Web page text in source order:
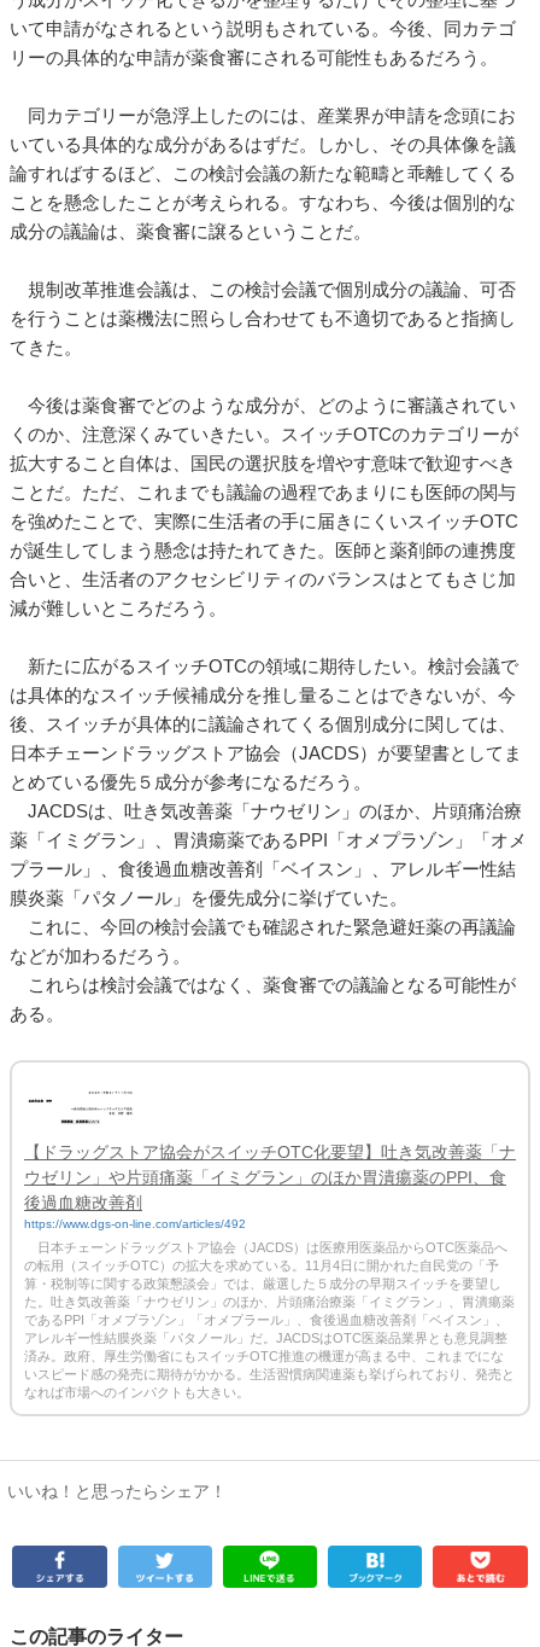
いて申請がなされるという説明もされている。今後、同カテゴ
リーの具体的な申請が薬食審にされる可能性もあるだろう。
同カテゴリーが急浮上したのには、産業界が申請を念頭にお
いている具体的な成分があるはずだ。しかし、その具体像を議
論すればするほど、この検討会議の新たな範疇と乖離してくる
ことを懸念したことが考えられる。すなわち、今後は個別的な
成分の議論は、薬食審に譲るということだ。
規制改革推進会議は、この検討会議で個別成分の議論、可否
を行うことは薬機法に照らし合わせても不適切であると指摘し
てきた。
今後は薬食審でどのような成分が、どのように審議されてい
くのか、注意深くみていきたい。スイッチOTCのカテゴリーが
拡大すること自体は、国民の選択肢を増やす意味で歓迎すべき
ことだ。ただ、これまでも議論の過程であまりにも医師の関与
を強めたことで、実際に生活者の手に届きにくいスイッチOTC
が誕生してしまう懸念は持たれてきた。医師と薬剤師の連携度
合いと、生活者のアクセシビリティのバランスはとてもさじ加
減が難しいところだろう。
新たに広がるスイッチOTCの領域に期待したい。検討会議で
は具体的なスイッチ候補成分を推し量ることはできないが、今
後、スイッチが具体的に議論されてくる個別成分に関しては、
日本チェーンドラッグストア協会（JACDS）が要望書としてま
とめている優先５成分が参考になるだろう。
JACDSは、吐き気改善薬「ナウゼリン」のほか、片頭痛治療
薬「イミグラン」、胃潰瘍薬であるPPI「オメプラゾン」「オメ
プラール」、食後過血糖改善剤「ベイスン」、アレルギー性結
膜炎薬「パタノール」を優先成分に挙げていた。
これに、今回の検討会議でも確認された緊急避妊薬の再議論
などが加わるだろう。
これらは検討会議ではなく、薬食審での議論となる可能性が
ある。
【ドラッグストア協会がスイッチOTC化要望】吐き気改善薬「ナ
ウゼリン」や片頭痛薬「イミグラン」のほか胃潰瘍薬のPPI、食
後過血糖改善剤
https://www.dgs-on-line.com/articles/492
日本チェーンドラッグストア協会（JACDS）は医療用医薬品からOTC医薬品へ
の転用（スイッチOTC）の拡大を求めている。11月4日に開かれた自民党の「予
算・税制等に関する政策懇談会」では、厳選した５成分の早期スイッチを要望し
た。吐き気改善薬「ナウゼリン」のほか、片頭痛治療薬「イミグラン」、胃潰瘍薬
であるPPI「オメプラゾン」「オメプラール」、食後過血糖改善剤「ベイスン」、
アレルギー性結膜炎薬「パタノール」だ。JACDSはOTC医薬品業界とも意見調整
済み。政府、厚生労働省にもスイッチOTC推進の機運が高まる中、これまでにな
いスピード感の発売に期待がかかる。生活習慣病関連薬も挙げられており、発売と
なれば市場へのインパクトも大きい。
いいね！と思ったらシェア！
この記事のライター